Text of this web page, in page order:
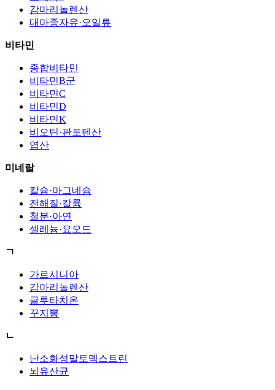
감마리놀렌산
대마종자유·오일류
비타민
종합비타민
비타민B군
비타민C
비타민D
비타민K
비오틴·판토텐산
엽산
미네랄
칼슘·마그네슘
전해질·칼륨
철분·아연
셀레늄·요오드
ㄱ
가르시니아
감마리놀렌산
글루타치온
꾸지뽕
ㄴ
난소화성말토덱스트린
뇌유산균